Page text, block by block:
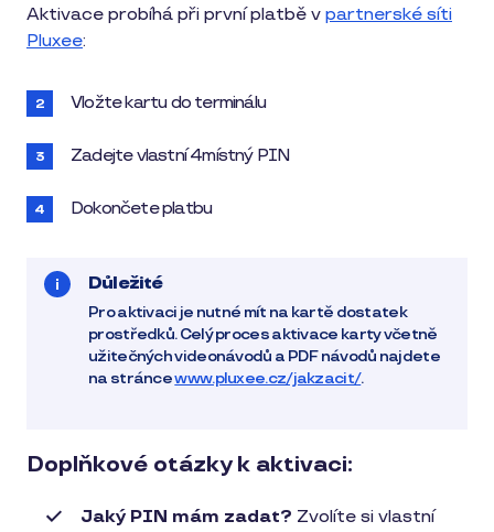
Aktivace probíhá při první platbě v partnerské síti
Pluxee:
Vložte kartu do terminálu
Zadejte vlastní 4místný PIN
Dokončete platbu
Důležité
Pro aktivaci je nutné mít na kartě dostatek
prostředků. Celý proces aktivace karty včetně
užitečných videonávodů a PDF návodů najdete
na stráncewww.pluxee.cz/jakzacit/.
Doplňkové otázky k aktivaci:
Jaký PIN mám zadat? Zvolíte si vlastní